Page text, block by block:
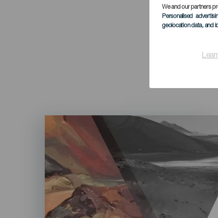
We and our partners
Personalised
geolocation data, and
Imagen
Listado